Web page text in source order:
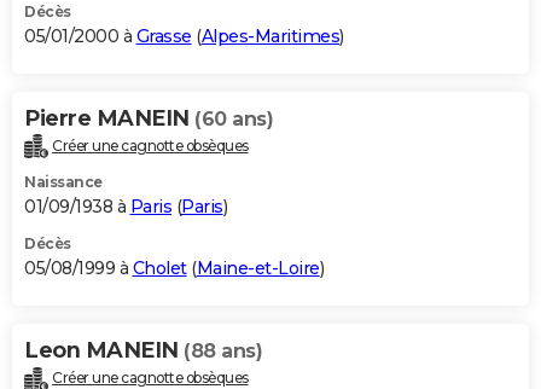
Décès
05/01/2000 à Grasse (Alpes-Maritimes)
Pierre MANEIN (60 ans)
Créer une cagnotte obsèques
Naissance
01/09/1938 à Paris (Paris)
Décès
05/08/1999 à Cholet(Maine-et-Loire)
Leon MANEIN (88 ans)
Créer une cagnotte obsèques